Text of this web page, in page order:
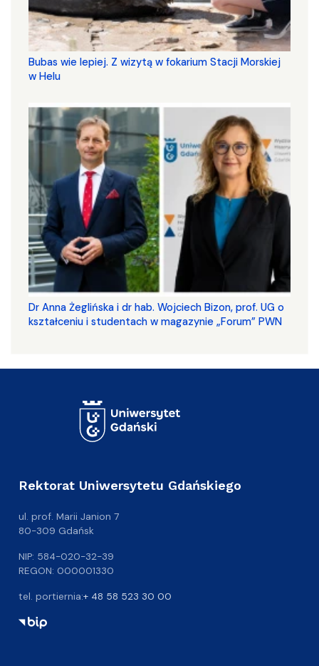
Bubas wie lepiej. Z wizytą w fokarium Stacji Morskiej
w Helu
​​​​​​​Dr Anna Żeglińska i dr hab. Wojciech Bizon, prof. UG o
kształceniu i studentach w magazynie „Forum” PWN
Rektorat Uniwersytetu Gdańskiego
ul. prof. Marii Janion 7
80-309 Gdańsk
NIP: 584-020-32-39
REGON: 000001330
tel. portiernia:+ 48 58 523 30 00